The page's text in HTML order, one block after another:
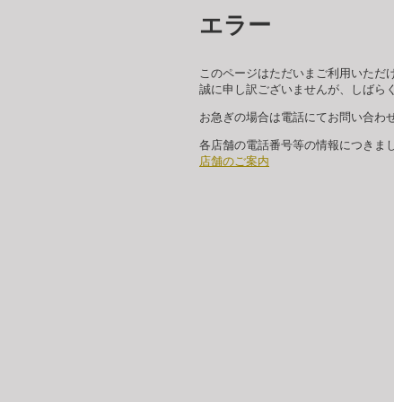
エラー
このページはただいまご利用いただ
誠に申し訳ございませんが、しばら
お急ぎの場合は電話にてお問い合わ
各店舗の電話番号等の情報につきま
店舗のご案内